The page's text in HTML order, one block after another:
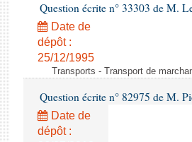
Question écrite n° 33303 de M.
Date de
dépôt :
25/12/1995
Transports - Transport de
Question écrite n° 82975 de M.
Date de
dépôt :